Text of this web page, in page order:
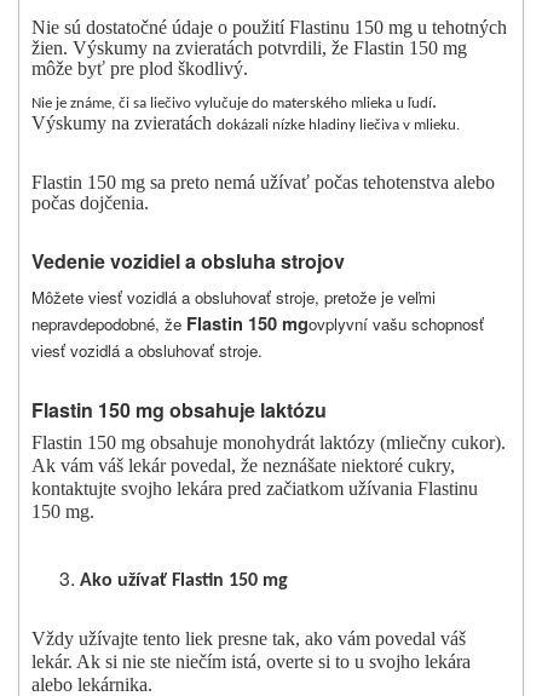
Nie sú dostatočné údaje o použití Flastinu 150 mg u tehotných
žien. Výskumy na zvieratách potvrdili, že Flastin 150 mg
môže byť pre plod škodlivý.
Nie je známe, či sa liečivo vylučuje do materského mlieka u ľudí.
Výskumy na zvieratách dokázali nízke hladiny liečiva v mlieku.
Flastin 150 mg sa preto nemá užívať počas tehotenstva alebo
počas dojčenia.
Vedenie vozidiel a obsluha strojov
Môžete viesť vozidlá a obsluhovať stroje, pretože je veľmi
nepravdepodobné, že Flastin 150 mgovplyvní vašu schopnosť
viesť vozidlá a obsluhovať stroje.
Flastin 150 mg obsahuje laktózu
Flastin 150 mg obsahuje monohydrát laktózy (mliečny cukor).
Ak vám váš lekár povedal, že neznášate niektoré cukry,
kontaktujte svojho lekára pred začiatkom užívania Flastinu
150 mg.
Ako užívať Flastin 150 mg
Vždy užívajte tento liek presne tak, ako vám povedal váš
lekár. Ak si nie ste niečím istá, overte si to u svojho lekára
alebo lekárnika.